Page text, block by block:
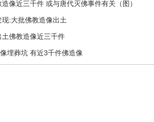
像近三千件 或与唐代灭佛事件有关（图）
:大批佛教造像出土
佛教造像近三千件
埋葬坑 有近3千件佛造像